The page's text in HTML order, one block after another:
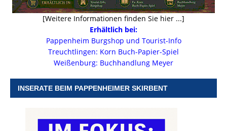
[Weitere Informationen finden Sie hier ...]
Erhältlich bei:
Pappenheim Burgshop und Tourist-Info
Treuchtlingen: Korn Buch-Papier-Spiel
Weißenburg: Buchhandlung Meyer
INSERATE BEIM PAPPENHEIMER SKIRBENT